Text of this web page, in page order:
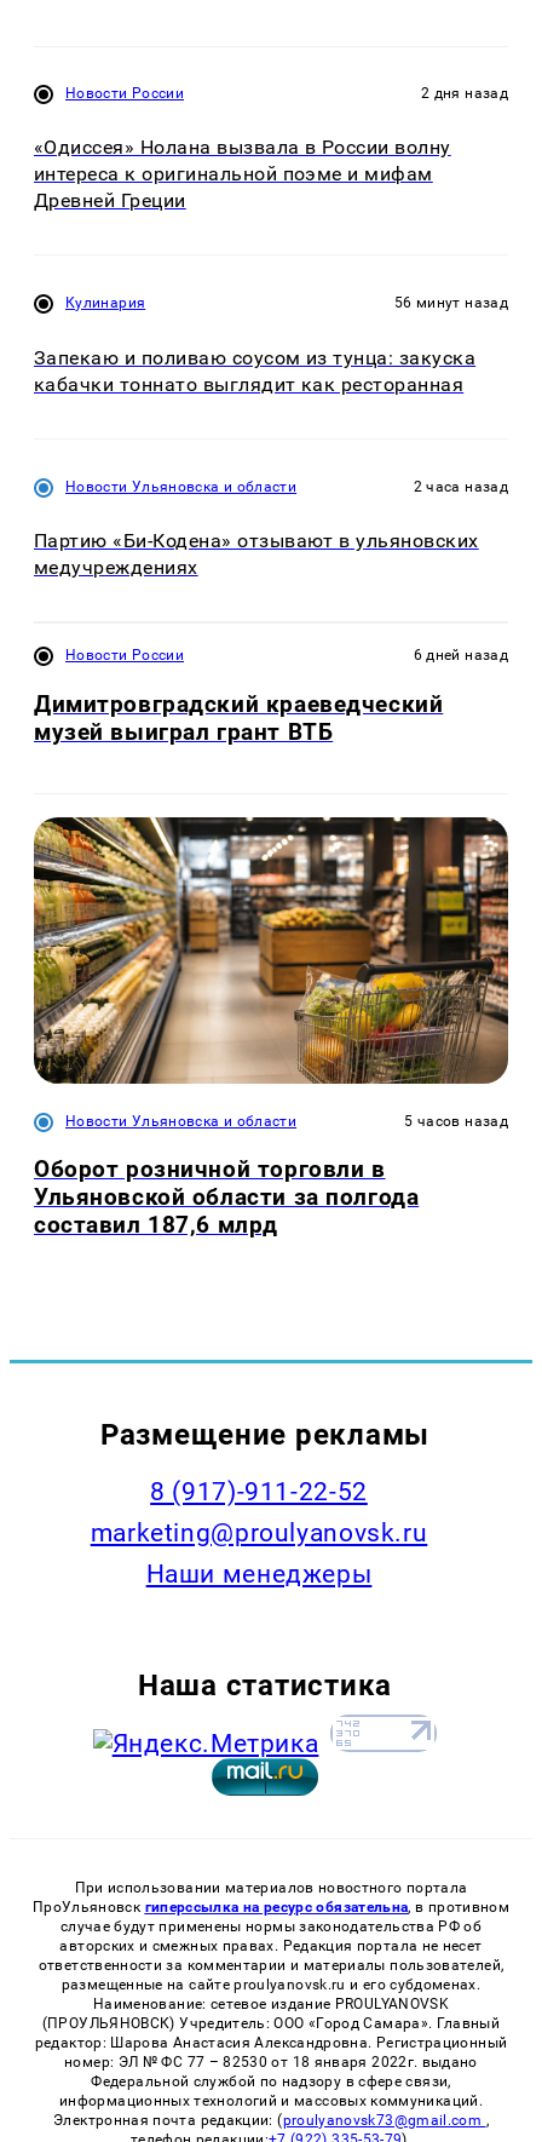
Новости России 2 дня назад
«Одиссея» Нолана вызвала в России волну
интереса к оригинальной поэме и мифам
Древней Греции
Кулинария 56 минут назад
Запекаю и поливаю соусом из тунца: закуска
кабачки тоннато выглядит как ресторанная
Новости Ульяновска и области 2 часа назад
Партию «Би-Кодена» отзывают в ульяновских
медучреждениях
Новости России 6 дней назад
Димитровградский краеведческий
музей выиграл грант ВТБ
Новости Ульяновска и области 5 часов назад
Оборот розничной торговли в
Ульяновской области за полгода
составил 187,6 млрд
Размещение рекламы
8 (917)-911-22-52
marketing@proulyanovsk.ru
Наши менеджеры
Наша статистика
При использовании материалов новостного портала
ПроУльяновск гиперссылка на ресурс обязательна, в противном
случае будут применены нормы законодательства РФ об
авторских и смежных правах. Редакция портала не несет
ответственности за комментарии и материалы пользователей,
размещенные на сайте proulyanovsk.ru и его субдоменах.
Наименование: сетевое издание PROULYANOVSK
(ПРОУЛЬЯНОВСК) Учредитель: ООО «Город Самара». Главный
редактор: Шарова Анастасия Александровна. Регистрационный
номер: ЭЛ № ФС 77 – 82530 от 18 января 2022г. выдано
Федеральной службой по надзору в сфере связи,
информационных технологий и массовых коммуникаций.
Электронная почта редакции: (proulyanovsk73@gmail.com ,